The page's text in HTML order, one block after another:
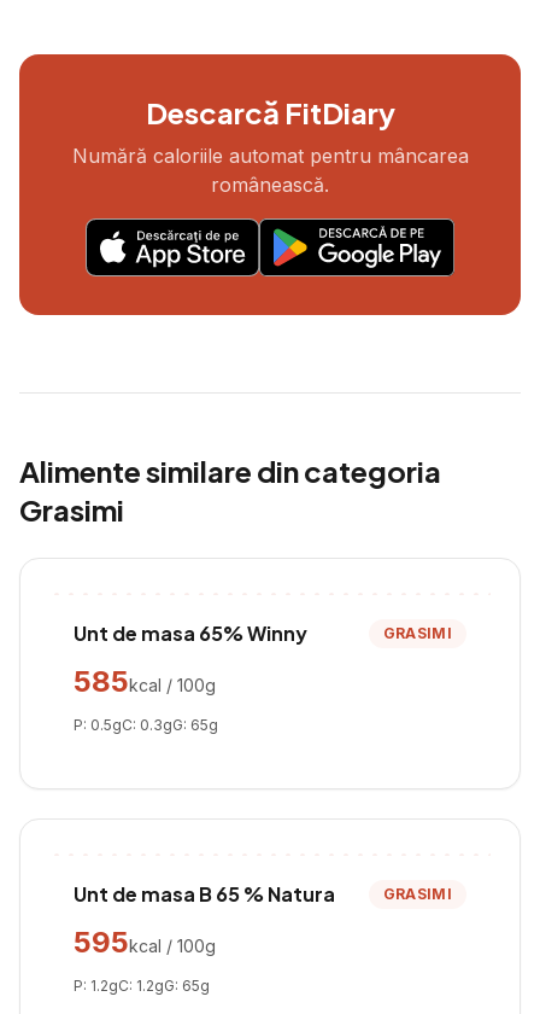
Descarcă FitDiary
Numără caloriile automat pentru mâncarea
românească.
Alimente similare din categoria
Grasimi
Unt de masa 65% Winny GRASIMI
585kcal / 100g
P: 0.5gC: 0.3gG: 65g
Unt de masa B 65 % Natura GRASIMI
595kcal / 100g
P: 1.2gC: 1.2gG: 65g